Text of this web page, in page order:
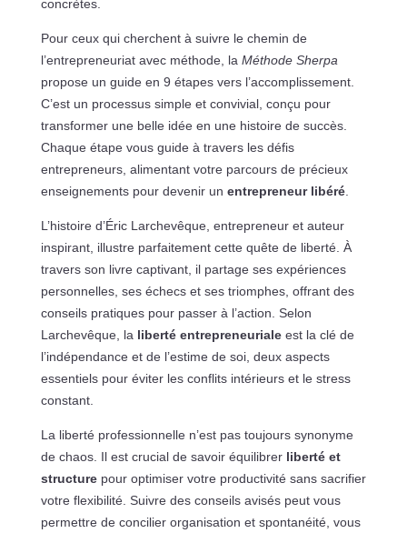
concrètes.
Pour ceux qui cherchent à suivre le chemin de
l’entrepreneuriat avec méthode, la Méthode Sherpa
propose un guide en 9 étapes vers l’accomplissement.
C’est un processus simple et convivial, conçu pour
transformer une belle idée en une histoire de succès.
Chaque étape vous guide à travers les défis
entrepreneurs, alimentant votre parcours de précieux
enseignements pour devenir un entrepreneur libéré.
L’histoire d’Éric Larchevêque, entrepreneur et auteur
inspirant, illustre parfaitement cette quête de liberté. À
travers son livre captivant, il partage ses expériences
personnelles, ses échecs et ses triomphes, offrant des
conseils pratiques pour passer à l’action. Selon
Larchevêque, la liberté entrepreneurialeest la clé de
l’indépendance et de l’estime de soi, deux aspects
essentiels pour éviter les conflits intérieurs et le stress
constant.
La liberté professionnelle n’est pas toujours synonyme
de chaos. Il est crucial de savoir équilibrer liberté et
structurepour optimiser votre productivité sans sacrifier
votre flexibilité. Suivre des conseils avisés peut vous
permettre de concilier organisation et spontanéité, vous